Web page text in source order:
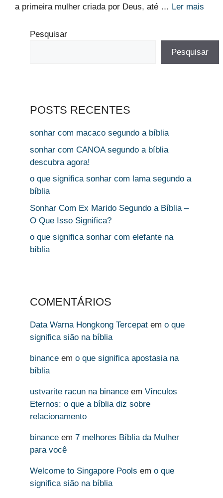
a primeira mulher criada por Deus, até … Ler mais
Pesquisar
Pesquisar
POSTS RECENTES
sonhar com macaco segundo a bíblia
sonhar com CANOA segundo a bíblia
descubra agora!
o que significa sonhar com lama segundo a
bíblia
Sonhar Com Ex Marido Segundo a Bíblia –
O Que Isso Significa?
o que significa sonhar com elefante na
bíblia
COMENTÁRIOS
Data Warna Hongkong Tercepat em o que
significa sião na bíblia
binance em o que significa apostasia na
bíblia
ustvarite racun na binance em Vínculos
Eternos: o que a bíblia diz sobre
relacionamento
binance em 7 melhores Bíblia da Mulher
para você
Welcome to Singapore Pools em o que
significa sião na bíblia